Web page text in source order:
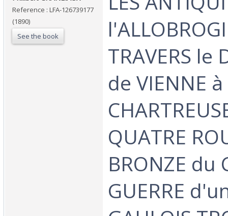
Reference : LFA-126739177
(1890)
See the book
TRAVERS le
de VIENNE
QUATRE
BRONZE du
GUERRE